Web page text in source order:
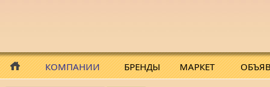
КОМПАНИИ БРЕНДЫ МАРКЕТ